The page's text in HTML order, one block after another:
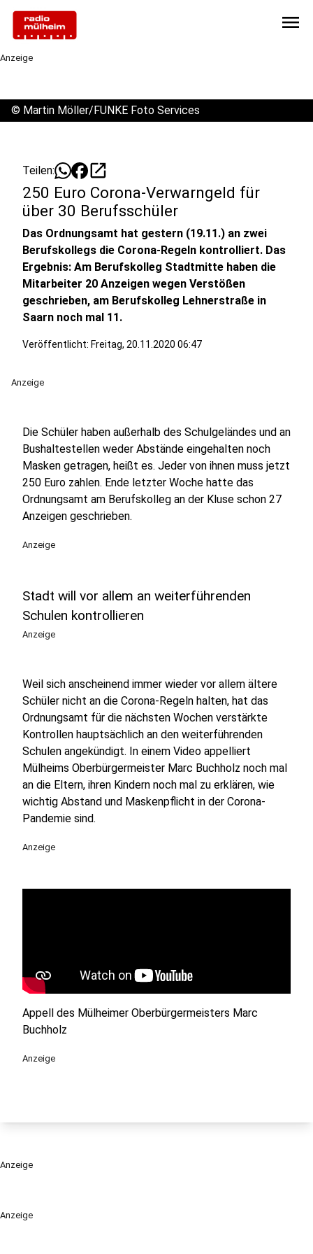
menu
Anzeige
Anzeige
© Martin Möller/FUNKE Foto Services
Teilen: open_in_new
250 Euro Corona-Verwarngeld für
über 30 Berufsschüler
Das Ordnungsamt hat gestern (19.11.) an zwei
Berufskollegs die Corona-Regeln kontrolliert. Das
Ergebnis: Am Berufskolleg Stadtmitte haben die
Mitarbeiter 20 Anzeigen wegen Verstößen
geschrieben, am Berufskolleg Lehnerstraße in
Saarn noch mal 11.
Veröffentlicht: Freitag, 20.11.2020 06:47
Anzeige
Die Schüler haben außerhalb des Schulgeländes und an
Bushaltestellen weder Abstände eingehalten noch
Masken getragen, heißt es. Jeder von ihnen muss jetzt
250 Euro zahlen. Ende letzter Woche hatte das
Ordnungsamt am Berufskolleg an der Kluse schon 27
Anzeigen geschrieben.
Anzeige
Stadt will vor allem an weiterführenden
Schulen kontrollieren
Anzeige
Weil sich anscheinend immer wieder vor allem ältere
Schüler nicht an die Corona-Regeln halten, hat das
Ordnungsamt für die nächsten Wochen verstärkte
Kontrollen hauptsächlich an den weiterführenden
Schulen angekündigt. In einem Video appelliert
Mülheims Oberbürgermeister Marc Buchholz noch mal
an die Eltern, ihren Kindern noch mal zu erklären, wie
wichtig Abstand und Maskenpflicht in der Corona-
Pandemie sind.
Anzeige
Appell des Mülheimer Oberbürgermeisters Marc
Buchholz
Anzeige
Anzeige